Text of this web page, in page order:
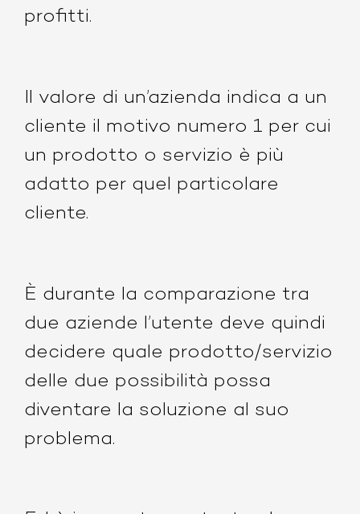
profitti.
Il valore di un’azienda indica a un
cliente il motivo numero 1 per cui
un prodotto o servizio è più
adatto per quel particolare
cliente.
È durante la comparazione tra
due aziende l’utente deve quindi
decidere quale prodotto/servizio
delle due possibilità possa
diventare la soluzione al suo
problema.